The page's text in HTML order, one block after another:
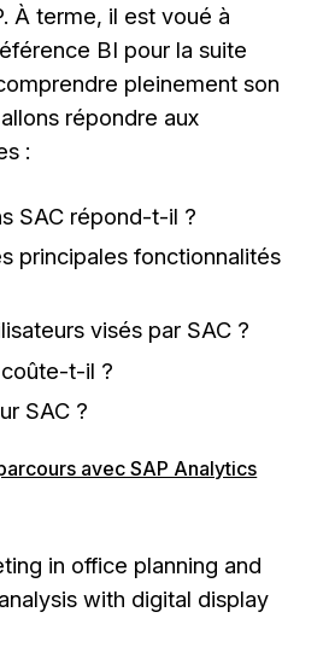
À terme, il est voué à
BI pour la suite
pleinement son
répondre aux
:
SAC répond-t-il ?
principales fonctionnalités
visés par SAC ?
t-il ?
SAC ?
avec SAP Analytics